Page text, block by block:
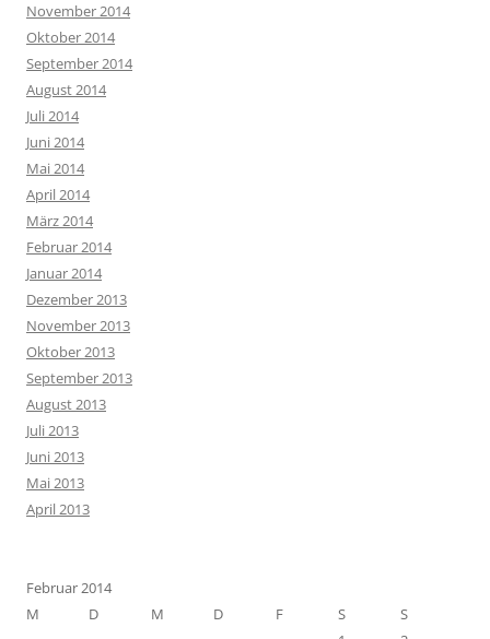
November 2014
Oktober 2014
September 2014
August 2014
Juli 2014
Juni 2014
Mai 2014
April 2014
März 2014
Februar 2014
Januar 2014
Dezember 2013
November 2013
Oktober 2013
September 2013
August 2013
Juli 2013
Juni 2013
Mai 2013
April 2013
Februar 2014
M
D M D F S
S